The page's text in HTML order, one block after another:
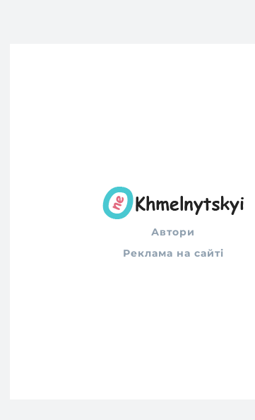
Автори
Реклама на сайті